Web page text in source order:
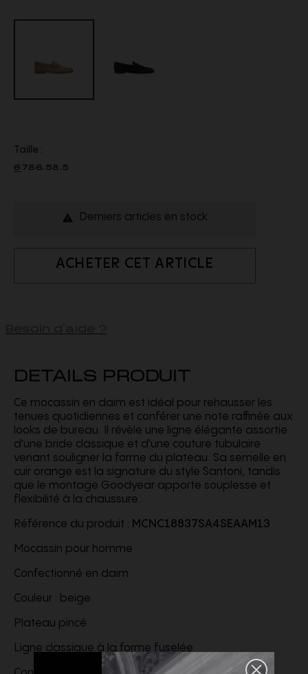
Taille :
6786.58.5
 Derniers articles en stock
ACHETER CET ARTICLE
DETAILS PRODUIT
Ce mocassin en daim est idéal pour rehausser les
tenues quotidiennes et conférer une note raffinée aux
looks de bureau. Il révèle une ligne élégante assortie
d'une bride classique et d'une couture tubulaire
venant souligner la forme du plateau. Sa semelle en
cuir orange est la signature du style Santoni, tandis
que le montage Goodyear apporte souplesse et
flexibilité à la chaussure.
Référence du produit : MCNC18837SA4SEAAM13
Mocassin pour homme
Confectionné en daim
Couleur : beige
Plateau pincé
Ligne classique à la forme fuselée